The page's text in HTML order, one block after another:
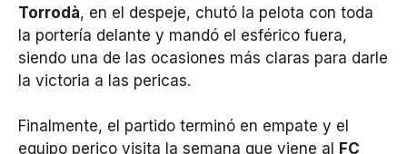
Torrodà, en el despeje, chutó la pelota con toda
la portería delante y mandó el esférico fuera,
siendo una de las ocasiones más claras para darle
la victoria a las pericas.
Finalmente, el partido terminó en empate y el
equipo perico visita la semana que viene al
FC